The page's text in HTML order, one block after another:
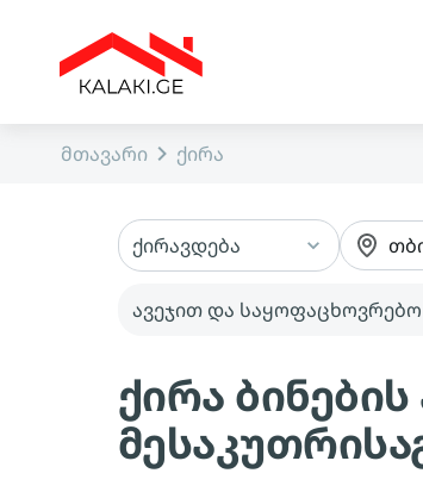
მთავარი ქირა
ქირავდება
ავეჯით და
ქირა